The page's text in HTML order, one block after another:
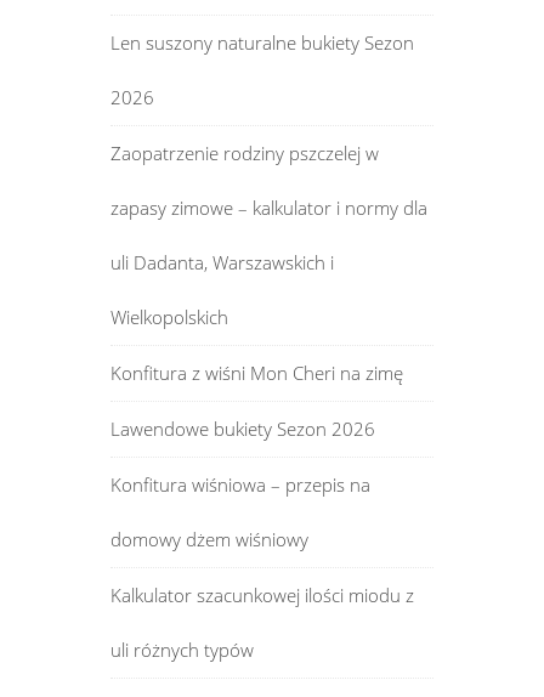
Len suszony naturalne bukiety Sezon
2026
Zaopatrzenie rodziny pszczelej w
zapasy zimowe – kalkulator i normy dla
uli Dadanta, Warszawskich i
Wielkopolskich
Konfitura z wiśni Mon Cheri na zimę
Lawendowe bukiety Sezon 2026
Konfitura wiśniowa – przepis na
domowy dżem wiśniowy
Kalkulator szacunkowej ilości miodu z
uli różnych typów